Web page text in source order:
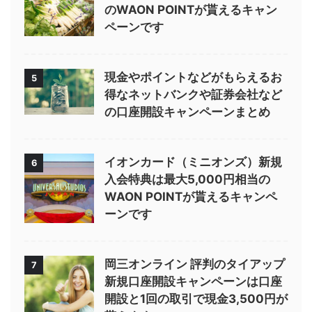
のWAON POINTが貰えるキャン
ペーンです
5
現金やポイントなどがもらえるお
得なネットバンクや証券会社など
の口座開設キャンペーンまとめ
6
イオンカード（ミニオンズ）新規
入会特典は最大5,000円相当の
WAON POINTが貰えるキャンペ
ーンです
7
岡三オンライン 評判のタイアップ
新規口座開設キャンペーンは口座
開設と1回の取引で現金3,500円が